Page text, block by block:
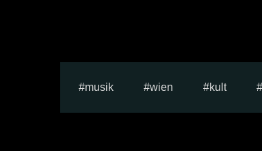
musik wien kult